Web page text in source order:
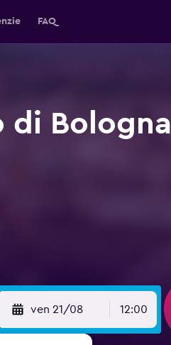
FAQ
di Bologna
ven 21/08 12:00